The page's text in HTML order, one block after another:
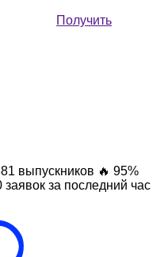
Получить
выпускников 🔥 95%
заявок за последний час